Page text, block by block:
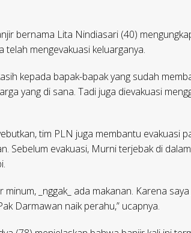
bernama Lita Nindiasari (40)
mengevakuasi keluarganya.
kepada bapak-bapak yang sudah
yang di sana. Tadi juga dievakuasi
tim PLN juga membantu evakuasi
Sebelum evakuasi, Murni terjebak di
minum, _nggak_ ada makanan. Karena
Darmawan naik perahu,” ucapnya.